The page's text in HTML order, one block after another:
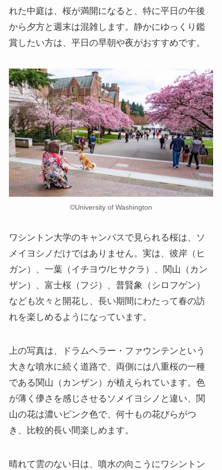
れた中庭は、桜が満開になると、特に平日の午後
から夕方と週末は混雑します。静かにゆっくり鑑
賞したい方は、平日の早朝や夜がおすすめです。
©University of Washington
ワシントン大学のキャンパスで見られる桜は、ソ
メイヨシノだけではありません。実は、彼岸（ヒ
ガン）、一葉（イチヨウ/ヒサクラ）、関山（カン
ザン）、富士桜（フジ）、普賢象（シロフゲン）
なども次々と開花し、長い期間にわたって春の訪
れを楽しめるようになっています。
上の写真は、ドラムヘラー・ファウンテンという
大きな噴水に続く道路で、両側には八重桜の一種
である関山（カンザン）が植えられています。色
が薄く儚さを感じさせるソメイヨシノと違い、関
山の花は濃いピンク色で、何十もの花びらがつ
き、比較的長い間楽しめます。
晴れて雲のない日は、噴水の向こうにワシントン